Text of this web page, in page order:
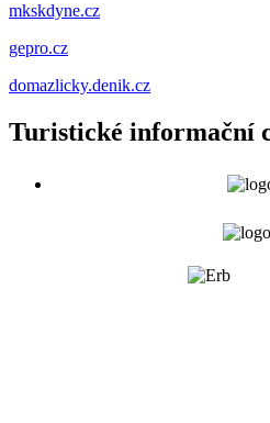
mkskdyne.cz
gepro.cz
domazlicky.denik.cz
Turistické informační